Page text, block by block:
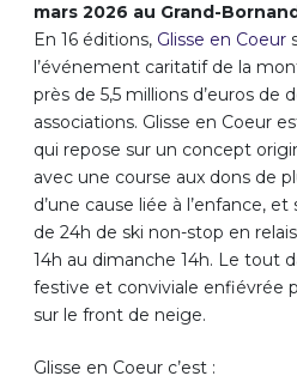
mars 2026 au Grand-
En 16 éditions, Glisse en Coeur
l’événement caritatif de la
près de 5,5 millions d’euros de
associations. Glisse en Coeur
qui repose sur un concept
avec une course aux dons de
d’une cause liée à l’enfance,
de 24h de ski non-stop en
14h au dimanche 14h. Le tout
festive et conviviale enfiévrée
sur le front de neige.
Glisse en Coeur c’est :